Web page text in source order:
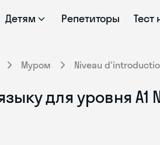
Детям Репетиторы Тест
Муром Niveau
для уровня